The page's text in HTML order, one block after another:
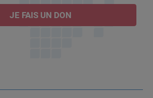
JE FAIS UN DON